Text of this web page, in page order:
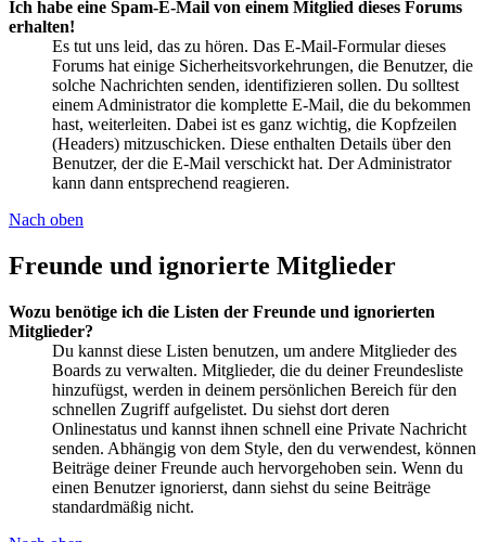
Ich habe eine Spam-E-Mail von einem Mitglied dieses Forums
erhalten!
Es tut uns leid, das zu hören. Das E-Mail-Formular dieses
Forums hat einige Sicherheitsvorkehrungen, die Benutzer, die
solche Nachrichten senden, identifizieren sollen. Du solltest
einem Administrator die komplette E-Mail, die du bekommen
hast, weiterleiten. Dabei ist es ganz wichtig, die Kopfzeilen
(Headers) mitzuschicken. Diese enthalten Details über den
Benutzer, der die E-Mail verschickt hat. Der Administrator
kann dann entsprechend reagieren.
Nach oben
Freunde und ignorierte Mitglieder
Wozu benötige ich die Listen der Freunde und ignorierten
Mitglieder?
Du kannst diese Listen benutzen, um andere Mitglieder des
Boards zu verwalten. Mitglieder, die du deiner Freundesliste
hinzufügst, werden in deinem persönlichen Bereich für den
schnellen Zugriff aufgelistet. Du siehst dort deren
Onlinestatus und kannst ihnen schnell eine Private Nachricht
senden. Abhängig von dem Style, den du verwendest, können
Beiträge deiner Freunde auch hervorgehoben sein. Wenn du
einen Benutzer ignorierst, dann siehst du seine Beiträge
standardmäßig nicht.